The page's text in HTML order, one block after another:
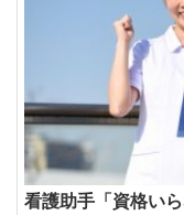
看護助手「資格い